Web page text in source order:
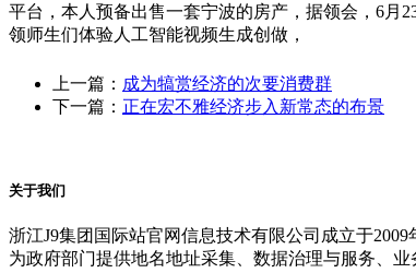
平台，本人预备出售一套宁波的房产，据领会，6月
领师生们体验人工智能视频生成创做，
上一篇： 成为犒赏经济的次要消费群
下一篇： 正在宏不雅经济步入新常态的布景
关于我们
浙江J9集团国际站官网信息技术有限公司成立于
为政府部门提供地名地址采集、数据治理与服务、